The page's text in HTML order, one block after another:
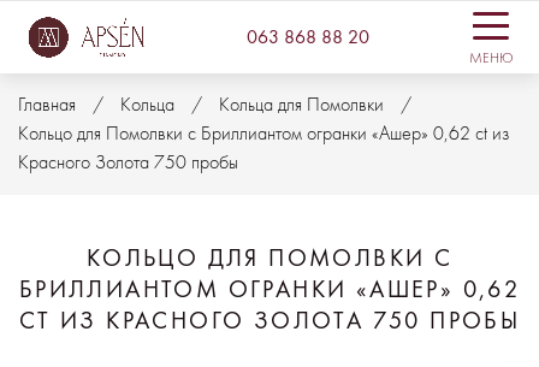
063 868 88 20
МЕНЮ
Главная Кольца
Кольца для Помолвки
Кольцо для Помолвки с Бриллиантом огранки «Ашер» 0,62 ct из
Красного Золота 750 пробы
КОЛЬЦО ДЛЯ ПОМОЛВКИ С
БРИЛЛИАНТОМ ОГРАНКИ «АШЕР» 0,62
CT ИЗ КРАСНОГО ЗОЛОТА 750 ПРОБЫ